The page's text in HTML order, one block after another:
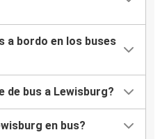
a bordo en los buses
de bus a Lewisburg?
en bus?